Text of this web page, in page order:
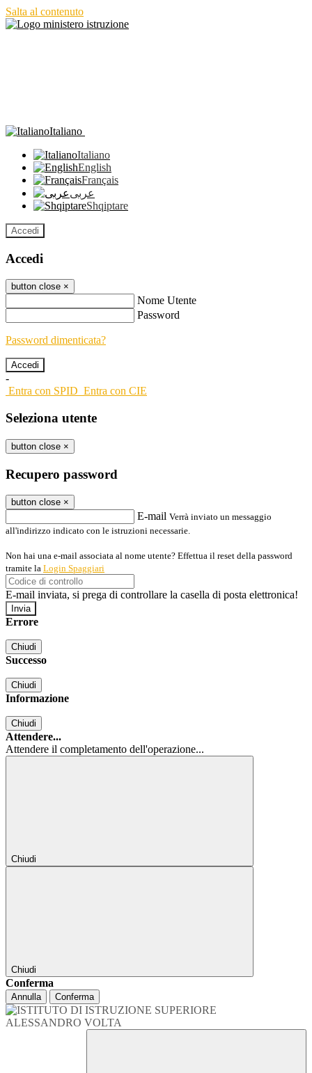
Salta al contenuto
Italiano
Italiano
English
Français
عربى
Shqiptare
Accedi
Accedi
button close ×
Nome Utente
Password
Password dimenticata?
-
Entra con SPID Entra con CIE
Seleziona utente
button close ×
Recupero password
button close ×
E-mail Verrà inviato un messaggio
all'indirizzo indicato con le istruzioni necessarie.
Non hai una e-mail associata al nome utente? Effettua il reset della password
tramite la Login Spaggiari
E-mail inviata, si prega di controllare la casella di posta elettronica!
Errore
Chiudi
Successo
Chiudi
Informazione
Chiudi
Attendere...
Attendere il completamento dell'operazione...
Chiudi
Chiudi
Conferma
Annulla Conferma